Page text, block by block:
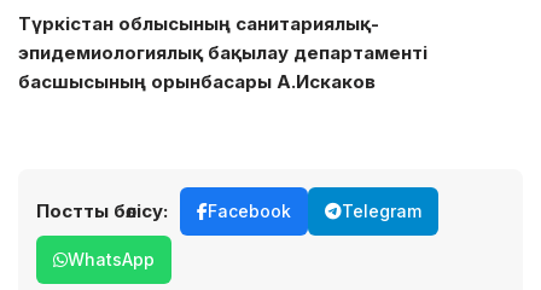
Түркістан облысының санитариялық-
эпидемиологиялық бақылау департаменті
басшысының орынбасары А.Искаков
Постты бөлісу: Facebook Telegram
WhatsApp